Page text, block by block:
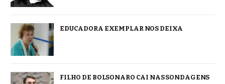
EDUCADORA EXEMPLAR NOS DEIXA
FILHO DE BOLSONARO CAI NAS SONDAGENS